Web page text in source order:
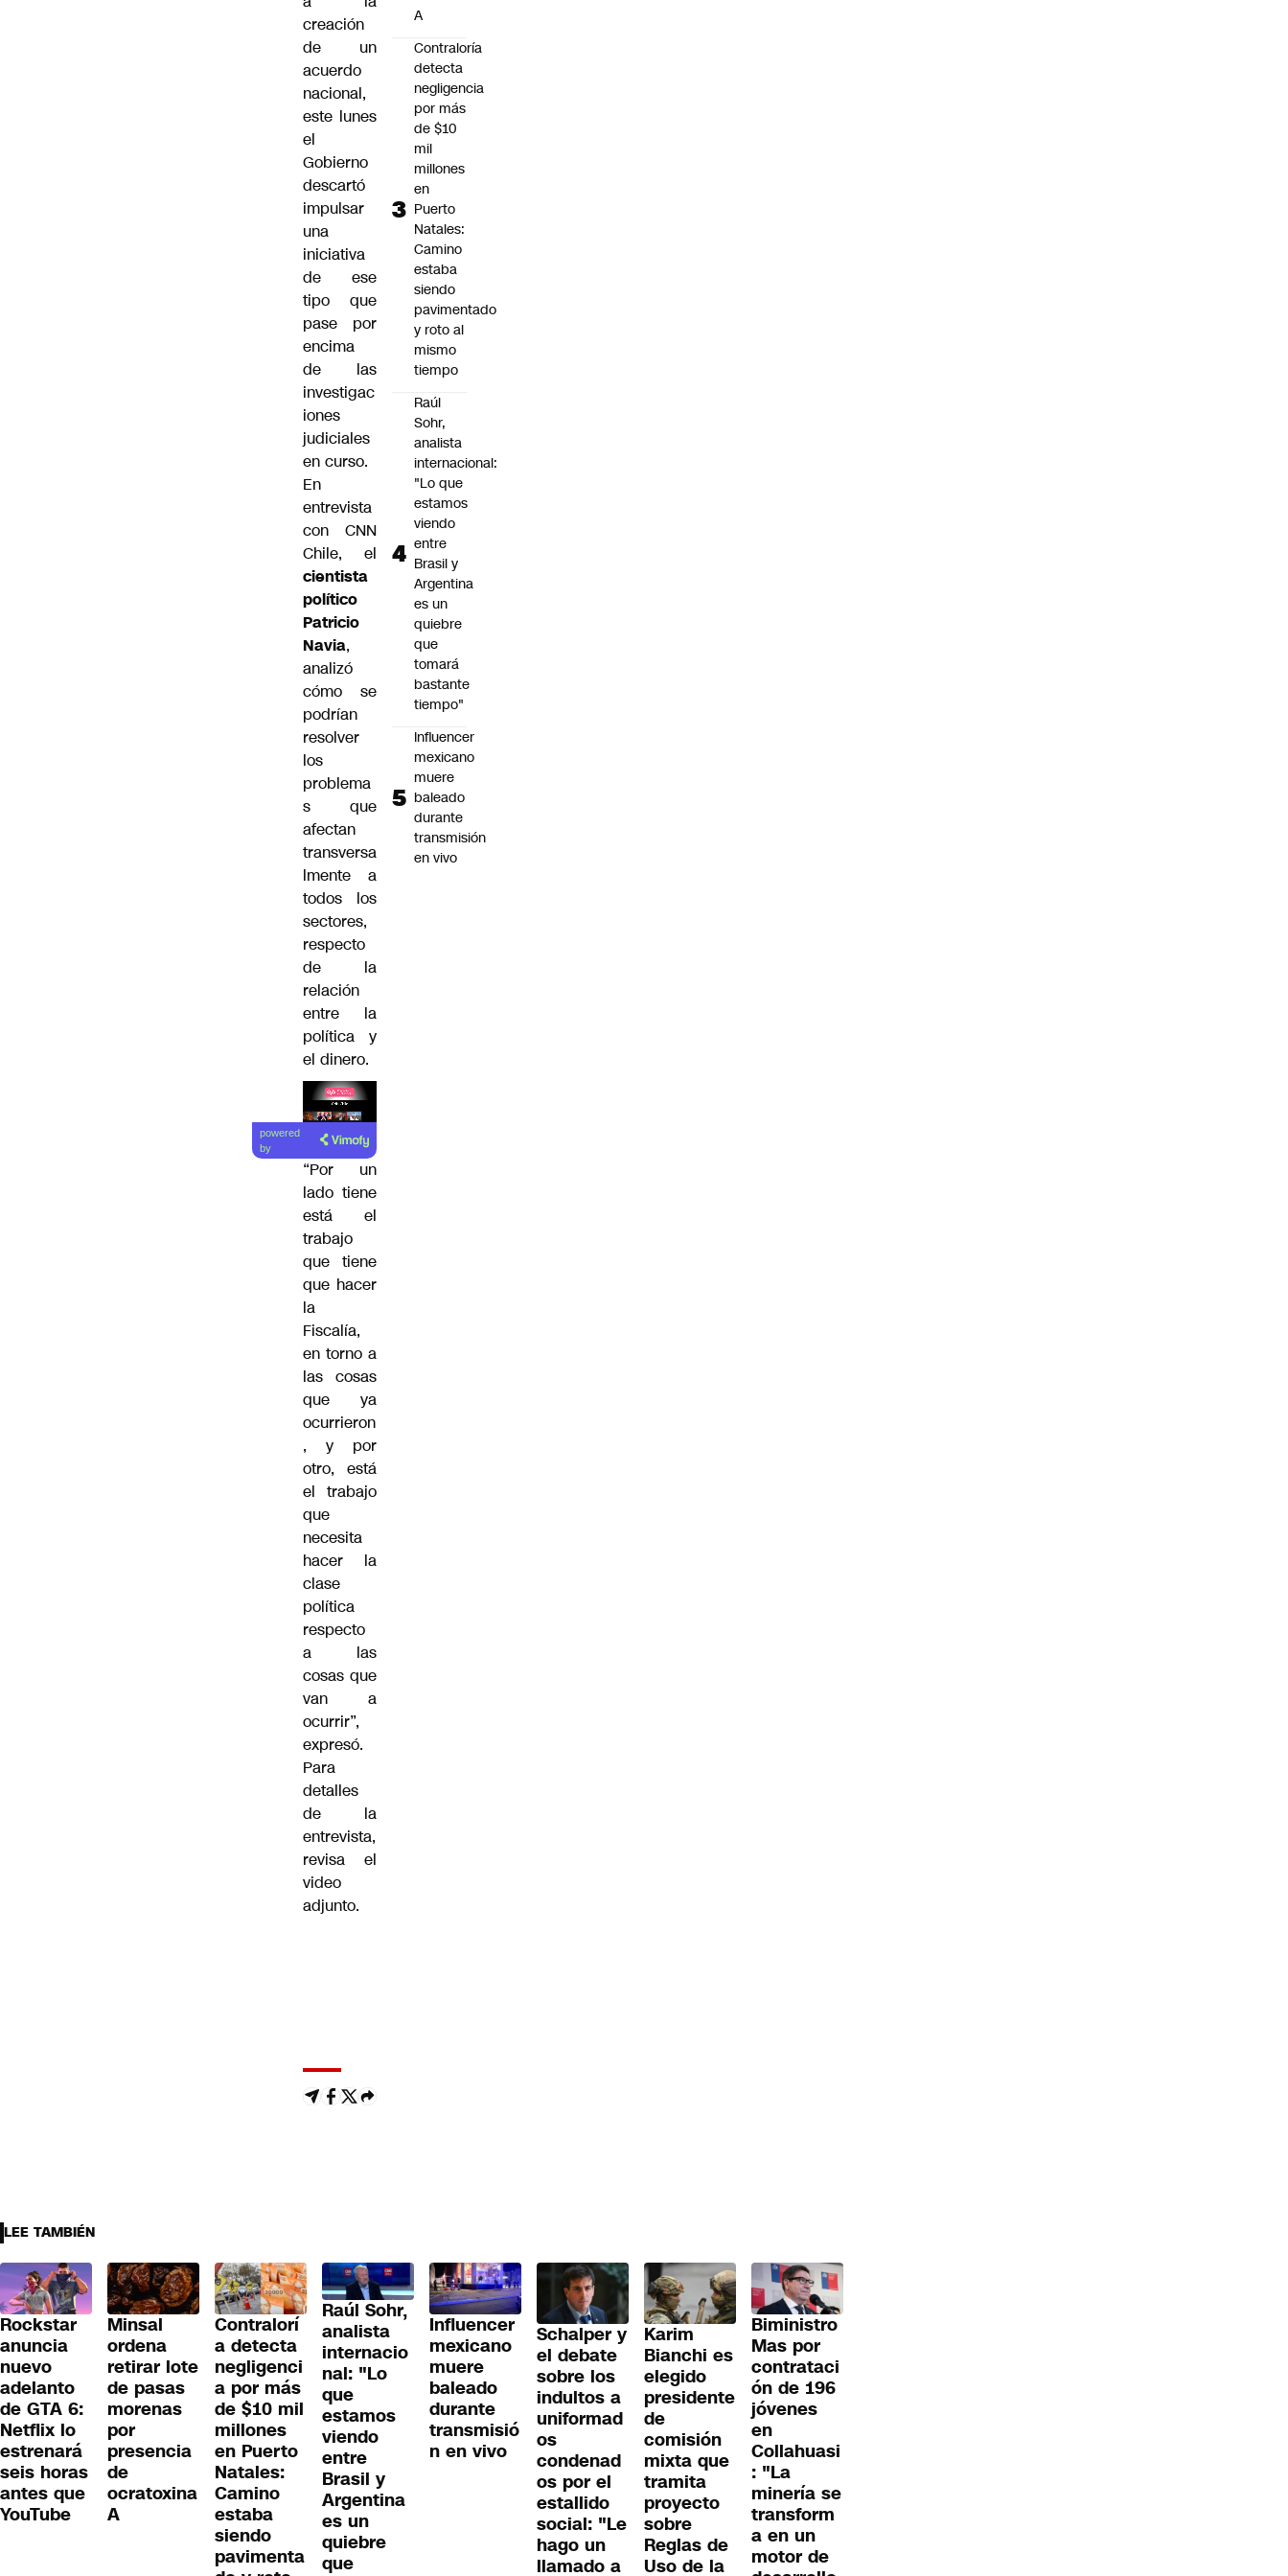
creación
de un
acuerdo
nacional,
este lunes
el
Gobierno
descartó
impulsar
una
iniciativa
de ese
tipo que
pase por
encima
de las
investigac
iones
judiciales
en curso.
En
entrevista
con CNN
Chile, el
cientista
político
Patricio
Navia,
analizó
cómo se
podrían
resolver
los
problema
s que
afectan
transversa
lmente a
todos los
sectores,
respecto
de la
relación
entre la
política y
el dinero.
Lea el
artículo
powered
by
“Por un
lado tiene
está el
trabajo
que tiene
que hacer
la
Fiscalía,
en torno a
las cosas
que ya
ocurrieron
, y por
otro, está
el trabajo
que
necesita
hacer la
clase
política
respecto
a las
cosas que
van a
ocurrir”,
expresó.
Para
detalles
de la
entrevista,
revisa el
video
adjunto.
A
Contraloría
detecta
negligencia
por más
de $10
mil
millones
en
Puerto
Natales:
Camino
estaba
siendo
pavimentado
y roto al
mismo
tiempo
Raúl
Sohr,
analista
internacional:
"Lo que
estamos
viendo
entre
Brasil y
Argentina
es un
quiebre
que
tomará
bastante
tiempo"
Influencer
mexicano
muere
baleado
durante
transmisión
en vivo
LEE TAMBIÉN
Rockstar
anuncia
nuevo
adelanto
de GTA 6:
Netflix lo
estrenará
seis horas
antes que
YouTube
Minsal
ordena
retirar lote
de pasas
morenas
por
presencia
de
ocratoxina
A
Contralorí
a detecta
negligenci
a por más
de $10 mil
millones
en Puerto
Natales:
Camino
estaba
siendo
pavimenta
Raúl Sohr,
analista
internacio
nal: "Lo
que
estamos
viendo
entre
Brasil y
Argentina
es un
quiebre
que
Influencer
mexicano
muere
baleado
durante
transmisió
n en vivo
Schalper y
el debate
sobre los
indultos a
uniformad
os
condenad
os por el
estallido
social: "Le
hago un
llamado a
Karim
Bianchi es
elegido
presidente
de
comisión
mixta que
tramita
proyecto
sobre
Reglas de
Uso de la
Biministro
Mas por
contrataci
ón de 196
jóvenes
en
Collahuasi
: "La
minería se
transform
a en un
motor de